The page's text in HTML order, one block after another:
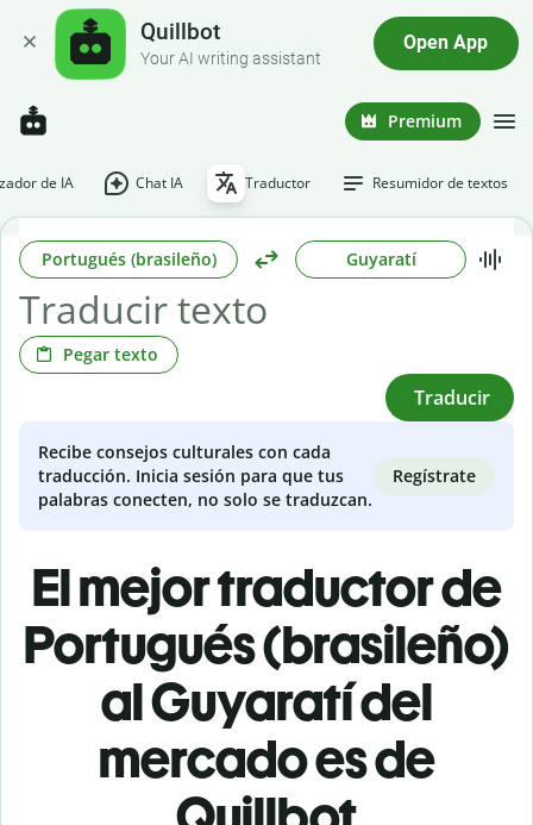
Quillbot
Your AI writing assistant
Open App
Premium
de IA Chat IA Traductor Resumidor de textos
Portugués (brasileño) Guyaratí
Pegar texto
Traducir
Recibe consejos culturales con cada
traducción. Inicia sesión para que tus
palabras conecten, no solo se traduzcan.
Regístrate
El mejor traductor de
Portugués (brasileño)
al Guyaratí del
mercado es de